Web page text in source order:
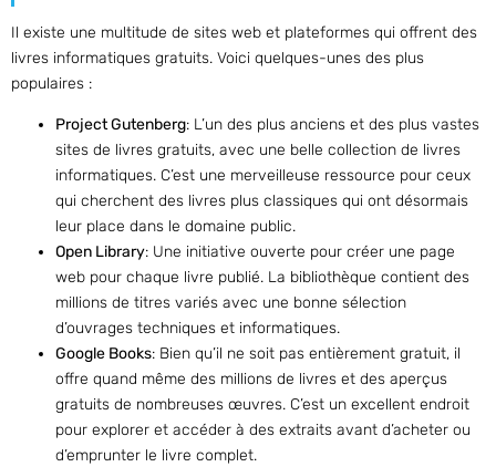
Il existe une multitude de sites web et plateformes qui offrent des
livres informatiques gratuits. Voici quelques-unes des plus
populaires :
Project Gutenberg: L’un des plus anciens et des plus vastes
sites de livres gratuits, avec une belle collection de livres
informatiques. C’est une merveilleuse ressource pour ceux
qui cherchent des livres plus classiques qui ont désormais
leur place dans le domaine public.
Open Library: Une initiative ouverte pour créer une page
web pour chaque livre publié. La bibliothèque contient des
millions de titres variés avec une bonne sélection
d’ouvrages techniques et informatiques.
Google Books: Bien qu’il ne soit pas entièrement gratuit, il
offre quand même des millions de livres et des aperçus
gratuits de nombreuses œuvres. C’est un excellent endroit
pour explorer et accéder à des extraits avant d’acheter ou
d’emprunter le livre complet.